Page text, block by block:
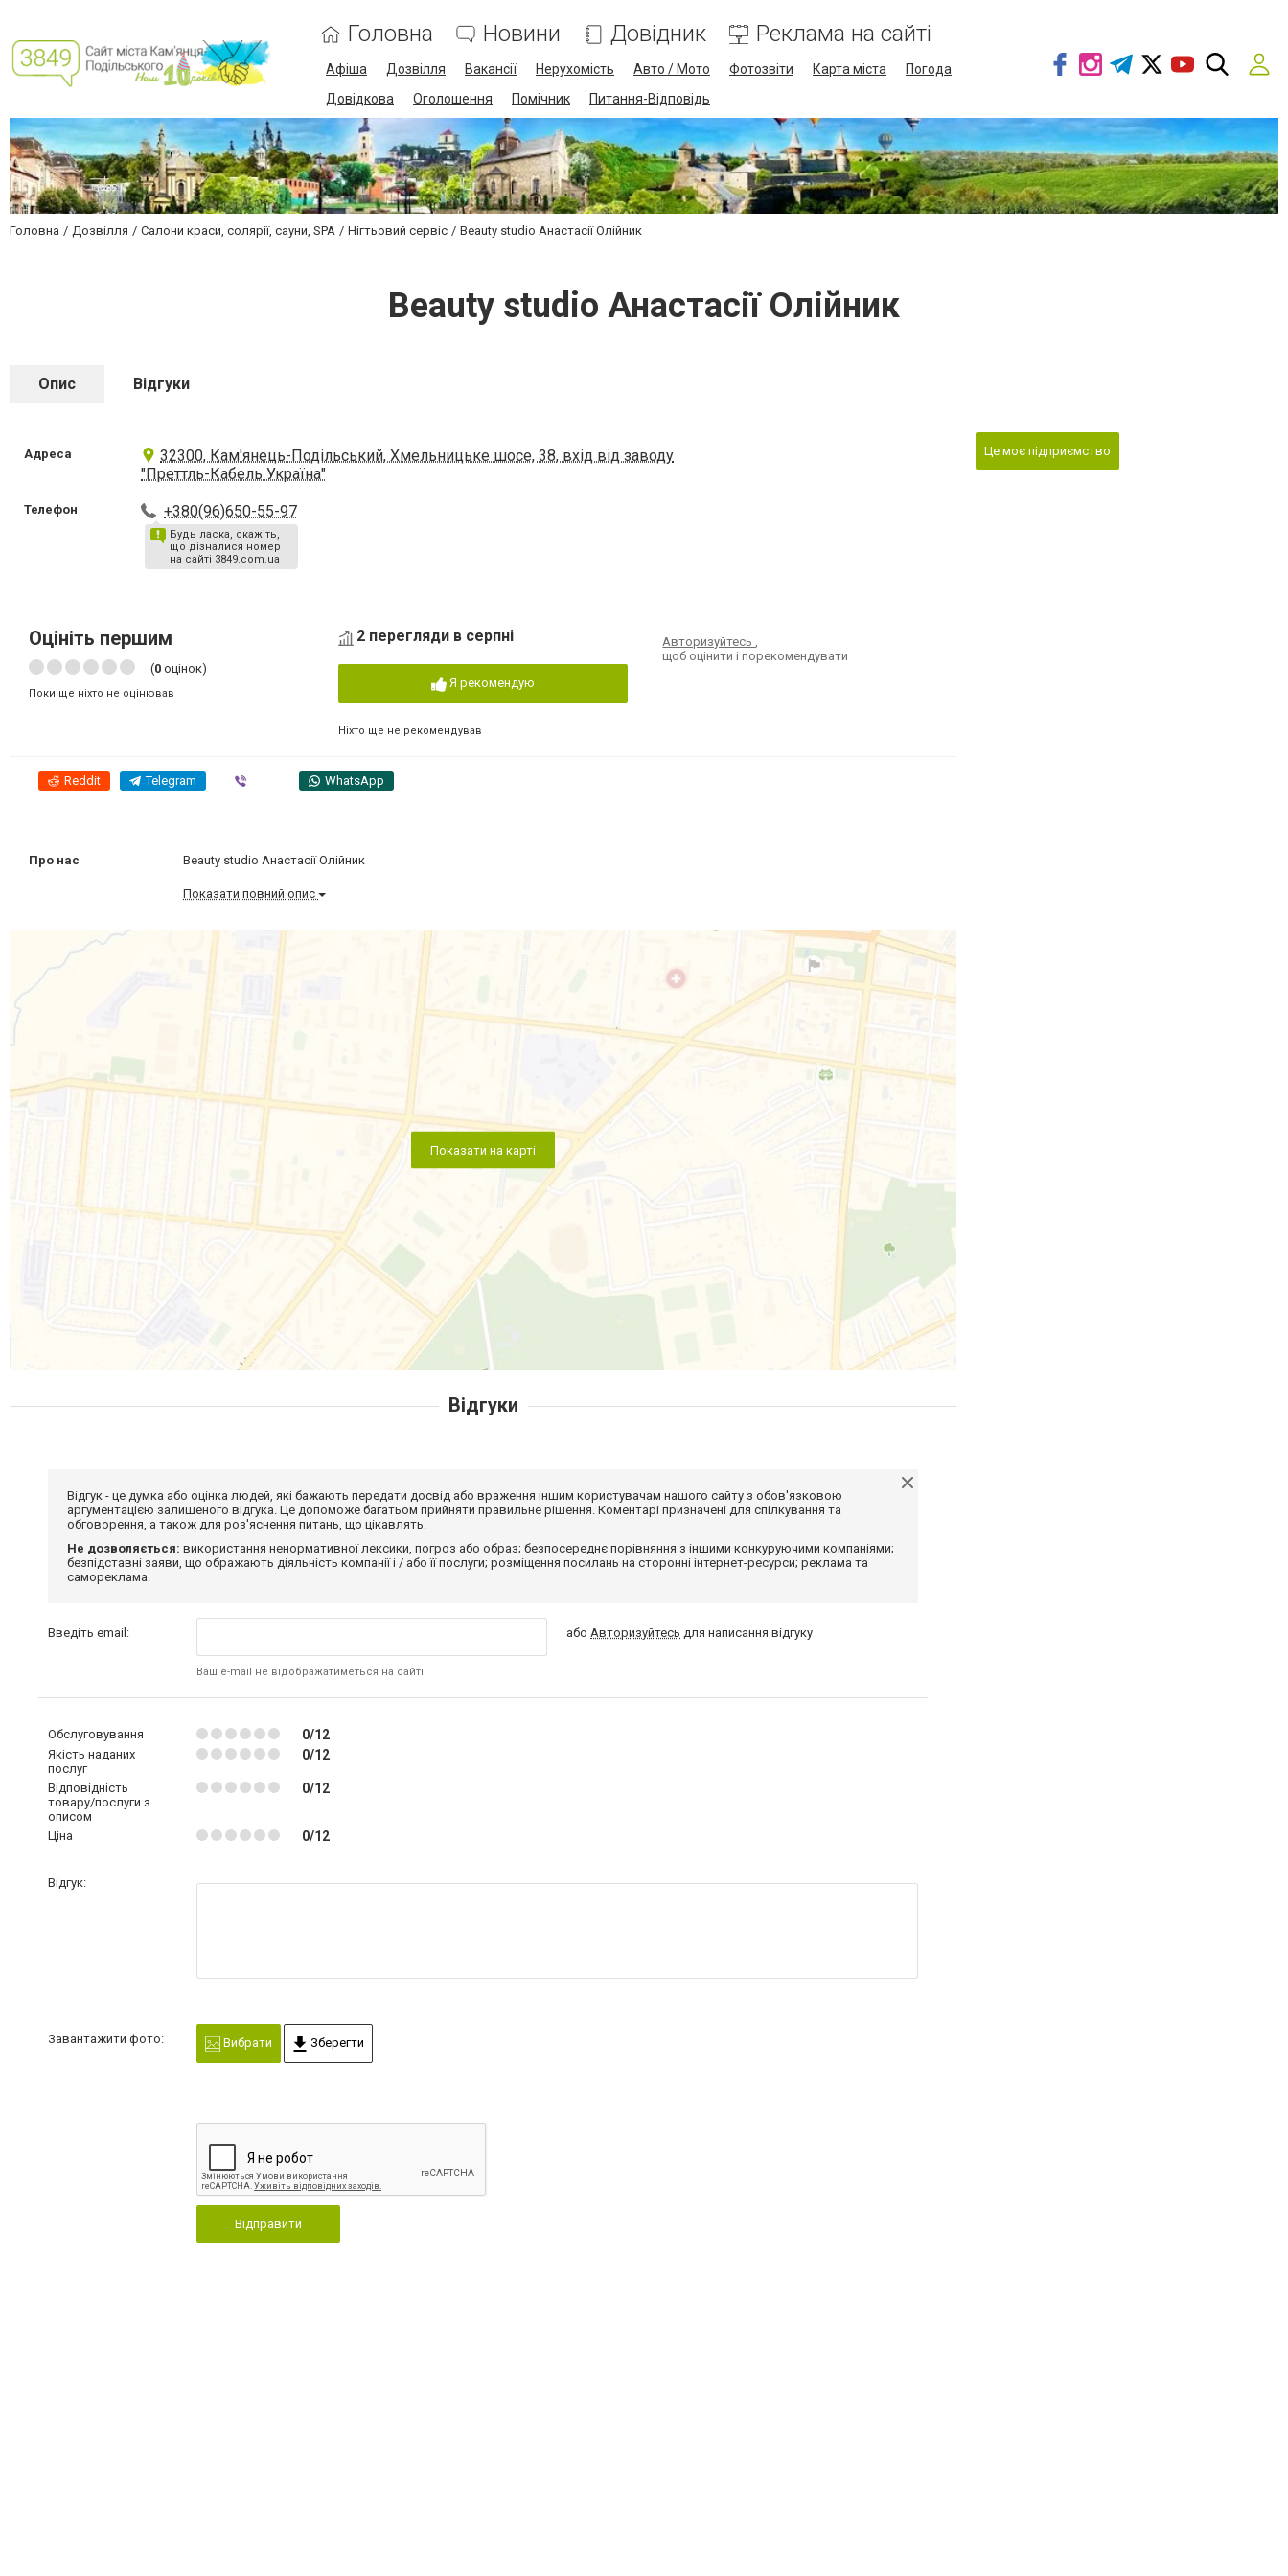
Головна Новини Довідник Реклама на сайті
Афіша Дозвілля Вакансії Нерухомість Авто / Мото Фотозвіти Карта міста
Погода
Довідкова
Оголошення Помічник Питання-Відповідь
Головна Дозвілля Салони краси, солярії, сауни, SPA Нігтьовий сервіс Beauty studio Анастасії Олійник
Beauty studio Анастасії Олійник
Опис Відгуки
Адреса
32300, Кам'янець-Подільський, Хмельницьке шосе, 38, вхід від заводу
"Преттль-Кабель Україна"
Телефон +380(96)650-55-97
Будь ласка, скажіть,
що дізналися номер
на сайті 3849.com.ua
Оцініть першим
(0 оцінок)
Поки ще ніхто не оцінював
2 перегляди в серпні
Я рекомендую
Ніхто ще не рекомендував
Авторизуйтесь,
щоб оцінити і порекомендувати
Reddit Telegram WhatsApp
Про нас Beauty studio Анастасії Олійник
Показати повний опис
Показати на карті
Це моє підприємство
Відгуки
Відгук - це думка або оцінка людей, які бажають передати досвід або враження іншим користувачам нашого сайту з обов'язковою
аргументацією залишеного відгука. Це допоможе багатьом прийняти правильне рішення. Коментарі призначені для спілкування та
обговорення, а також для роз'яснення питань, що цікавлять.
Не дозволяється: використання ненормативної лексики, погроз або образ; безпосереднє порівняння з іншими конкуруючими компаніями;
безпідставні заяви, що ображають діяльність компанії і / або її послуги; розміщення посилань на сторонні інтернет-ресурси; реклама та
самореклама.
Введіть email:
Ваш e-mail не відображатиметься на сайті
абоАвторизуйтесь для написання відгуку
Обслуговування 0/12
Якість наданих
послуг
0/12
Відповідність
товару/послуги з
описом
0/12
Ціна 0/12
Відгук:
Завантажити фото: Вибрати Зберегти
Відправити